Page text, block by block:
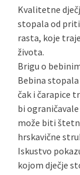
Kvalitetne
stopala od
rasta, koje
života.
Brigu o
Bebina
čak i čarapice
bi
može biti
hrskavične
Iskustvo
kojom dječje